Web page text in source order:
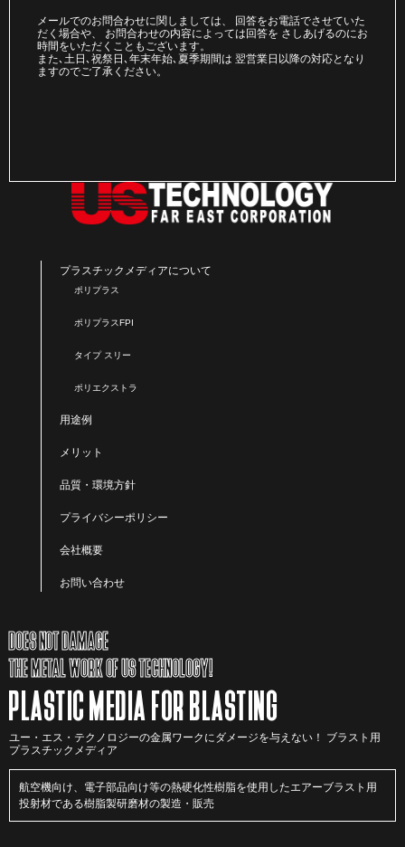
メールでのお問合わせに関しましては、 回答をお電話でさせていた
だく場合や、 お問合わせの内容によっては回答を さしあげるのにお
時間をいただくこともございます。
また､土日､祝祭日､年末年始､夏季期間は 翌営業日以降の対応となり
ますのでご了承ください。
プラスチックメディアについて
ポリプラス
ポリプラスFPI
タイプ スリー
ポリエクストラ
用途例
メリット
品質・環境方針
プライバシーポリシー
会社概要
お問い合わせ
DOES NOT DAMAGE
THE METAL WORK OF US TECHNOLOGY!
PLASTIC MEDIA FOR BLASTING
ユー・エス・テクノロジーの金属ワークにダメージを与えない！ ブラスト用
プラスチックメディア
航空機向け、電子部品向け等の熱硬化性樹脂を使用したエアーブラスト用
投射材である樹脂製研磨材の製造・販売